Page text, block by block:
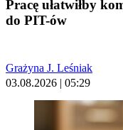
Pracę ułatwiłby
do PIT-ów
Grażyna J. Leśniak
03.08.2026 | 05:29